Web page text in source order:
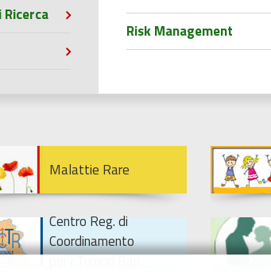
Risk Management
Malattie Rare
Centro Reg. di
Coordinamento
per i Tumori Rari